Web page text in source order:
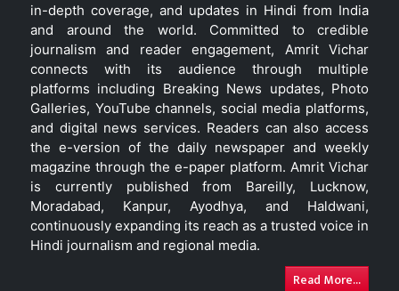
in-depth coverage, and updates in Hindi from India
and around the world. Committed to credible
journalism and reader engagement, Amrit Vichar
connects with its audience through multiple
platforms including Breaking News updates, Photo
Galleries, YouTube channels, social media platforms,
and digital news services. Readers can also access
the e-version of the daily newspaper and weekly
magazine through the e-paper platform. Amrit Vichar
is currently published from Bareilly, Lucknow,
Moradabad, Kanpur, Ayodhya, and Haldwani,
continuously expanding its reach as a trusted voice in
Hindi journalism and regional media.
Read More...